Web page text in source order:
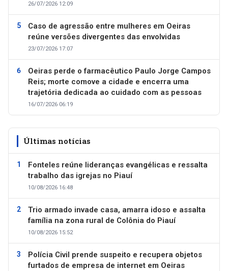
26/07/2026 12:09
Caso de agressão entre mulheres em Oeiras
reúne versões divergentes das envolvidas
23/07/2026 17:07
Oeiras perde o farmacêutico Paulo Jorge Campos
Reis; morte comove a cidade e encerra uma
trajetória dedicada ao cuidado com as pessoas
16/07/2026 06:19
Últimas notícias
Fonteles reúne lideranças evangélicas e ressalta
trabalho das igrejas no Piauí
10/08/2026 16:48
Trio armado invade casa, amarra idoso e assalta
família na zona rural de Colônia do Piauí
10/08/2026 15:52
Polícia Civil prende suspeito e recupera objetos
furtados de empresa de internet em Oeiras